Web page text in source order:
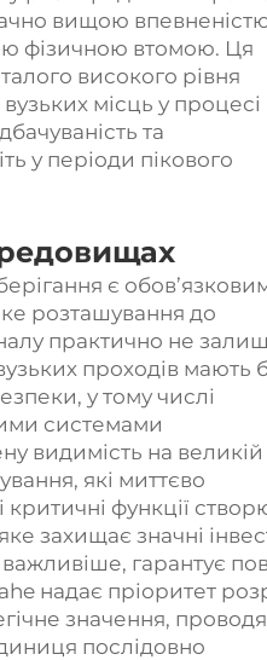
вищою
фізичною втомою. Ця
високого рівня
місць у процесі
та
у періоди пікового
є обов’язковим
розташування до
практично не
проходів мають
у тому числі
системами
видимість на великій
які миттєво
функції
захищає значні
гарантує
надає пріоритет
значення,
послідовно